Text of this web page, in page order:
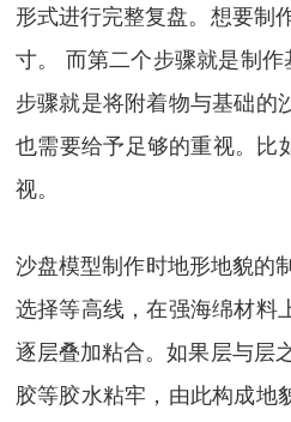
形式进行完整复盘。想要制
寸。 而第二个步骤就是制
步骤就是将附着物与基础的
也需要给予足够的重视。比
视。
沙盘模型制作时地形地貌的
选择等高线，在强海绵材料
逐层叠加粘合。如果层与层
胶等胶水粘牢，由此构成地